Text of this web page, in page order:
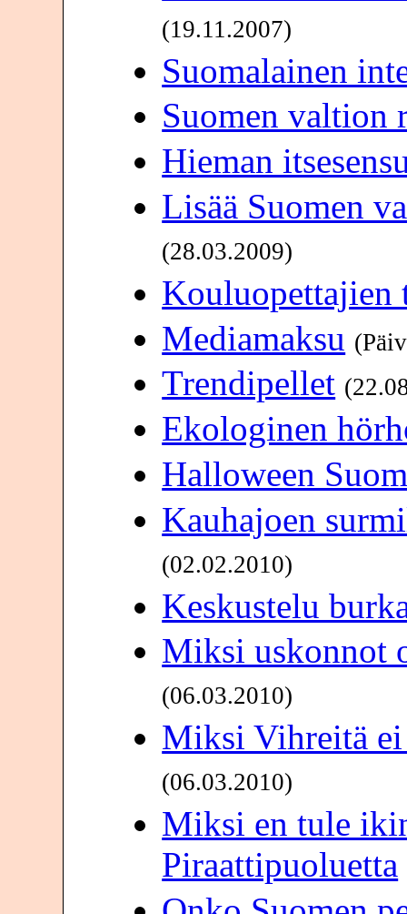
(19.11.2007)
Suomalainen
Suomen valtion
Hieman
Lisää Suomen
(28.03.2009)
Kouluopettajien
Mediamaksu
Trendipellet
Ekologinen
Halloween
Kauhajoen
(02.02.2010)
Keskustelu
Miksi uskonnot
(06.03.2010)
Miksi Vihreitä ei
(06.03.2010)
Miksi en tule
Piraattipuoluetta